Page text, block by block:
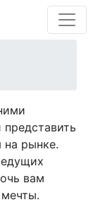
на рынке.
вам